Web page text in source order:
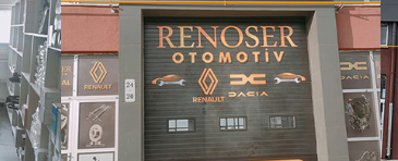
Renoser Otomotiv